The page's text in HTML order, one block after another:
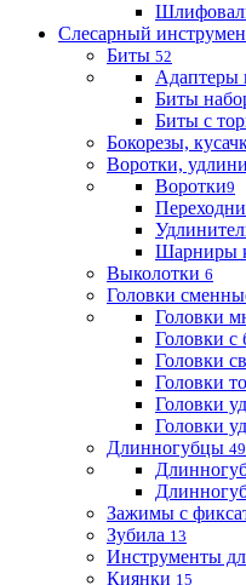
Слесарный
Биты 52
Адаптеры
Биты
Биты с
Бокорезы,
Воротки,
Воротки9
Шарниры
Выколотки 6
Головки
Головки
Головки с
Головки
Головки
Головки
Головки
Длинногубцы 49
Зажимы с
Зубила 13
Инструменты
Киянки 15